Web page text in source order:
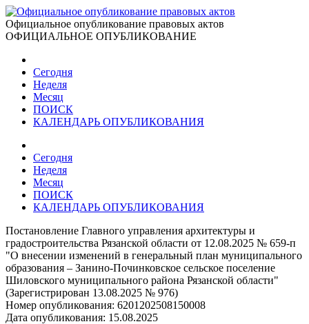
Официальное опубликование правовых актов
ОФИЦИАЛЬНОЕ ОПУБЛИКОВАНИЕ
Сегодня
Неделя
Месяц
ПОИСК
КАЛЕНДАРЬ ОПУБЛИКОВАНИЯ
Сегодня
Неделя
Месяц
ПОИСК
КАЛЕНДАРЬ ОПУБЛИКОВАНИЯ
Постановление Главного управления архитектуры и
градостроительства Рязанской области от 12.08.2025 № 659-п
"О внесении изменений в генеральный план муниципального
образования – Занино-Починковское сельское поселение
Шиловского муниципального района Рязанской области"
(Зарегистрирован 13.08.2025 № 976)
Номер опубликования: 6201202508150008
Дата опубликования: 15.08.2025